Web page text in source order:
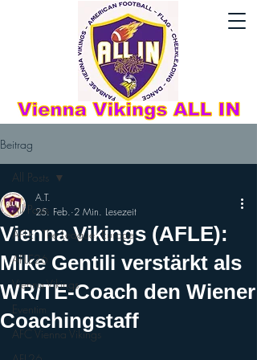
Beitrag
All Posts
AFLE - The League: Europe
AFLE26
Vienna Vikings
Eventim
AFC Vienna Vikings
All Posts
Vienna Vikings (AFLE):
Mike Gentili verstärkt als
WR/TE-Coach den Wiener
Coachingstaff
A.T.
25. Feb. 2 Min. Lesezeit